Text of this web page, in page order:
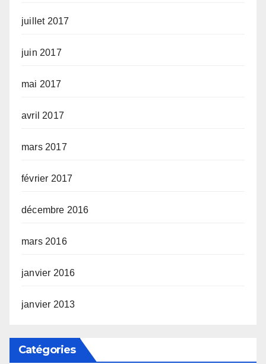
juillet 2017
juin 2017
mai 2017
avril 2017
mars 2017
février 2017
décembre 2016
mars 2016
janvier 2016
janvier 2013
Catégories